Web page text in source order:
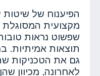
הפיענוח של שיטות
מקצועית המסוגלת
שפשוט נראות
תוצאות אמיתיות.
גם את הטכניקות
לאחרונה, מכיוון